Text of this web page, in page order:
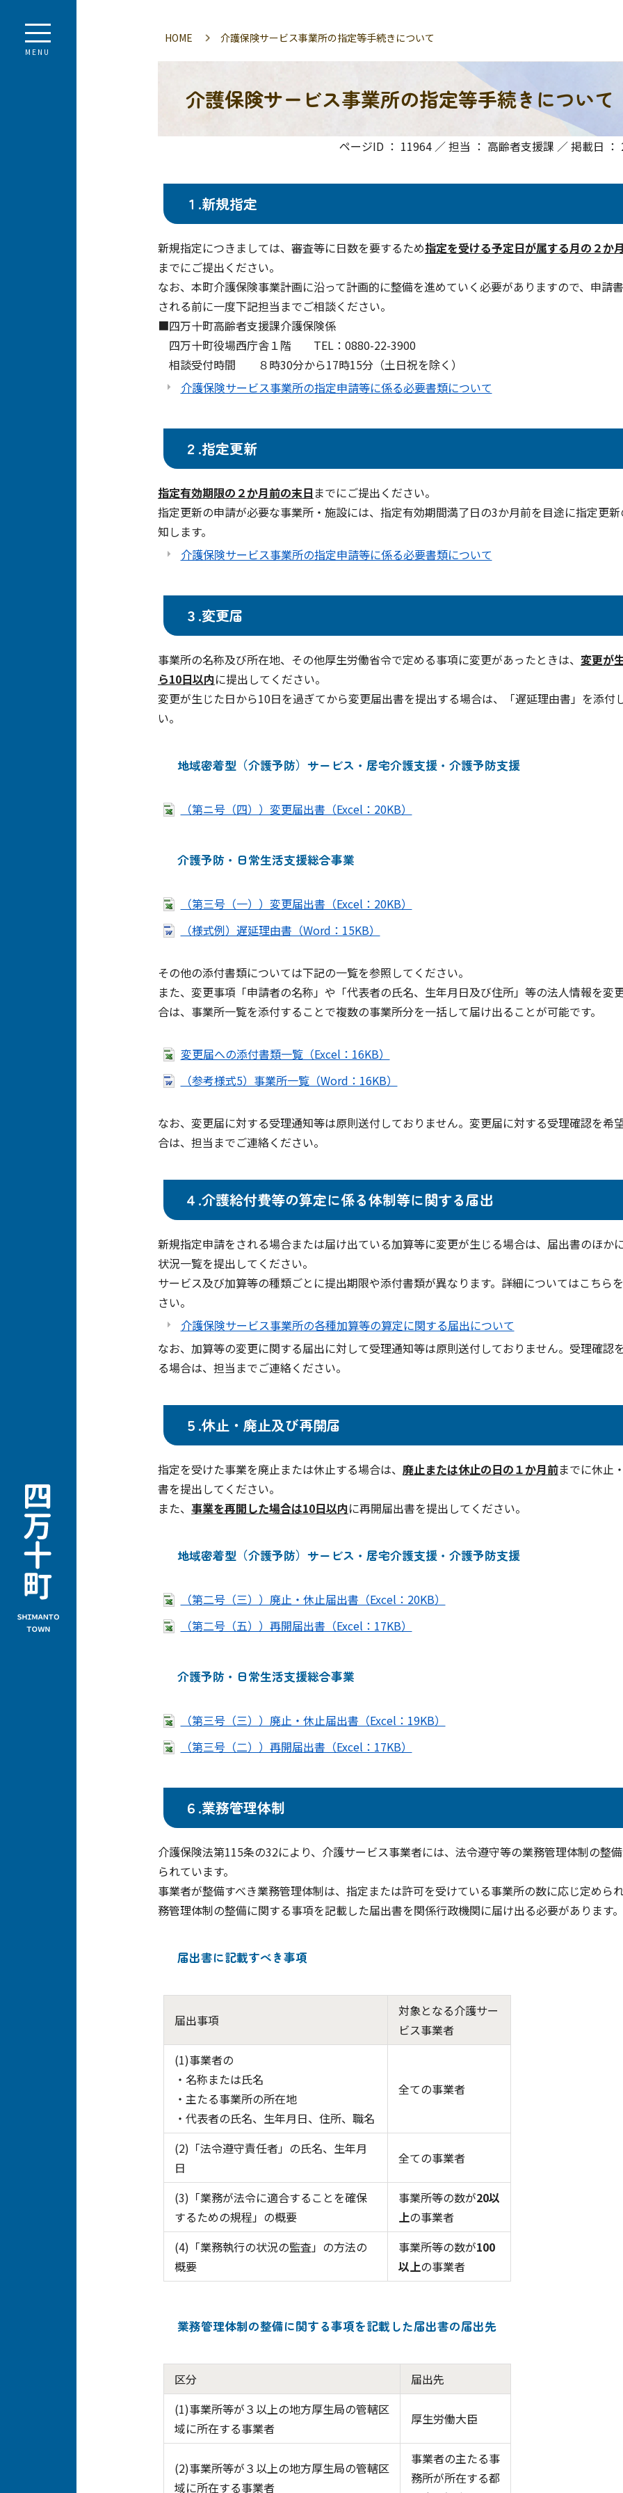
MENU
HOME 介護保険サービス事業所の指定等手続きについて
介護保険サービス事業所の指定等手続きについて
ページID ： 11964 ／ 担当 ： 高齢者支援課 ／ 掲載日
１.新規指定
新規指定につきましては、審査等に日数を要するため指定を受ける予定日が属する月の２か
までにご提出ください。
なお、本町介護保険事業計画に沿って計画的に整備を進めていく必要がありますので、申請
される前に一度下記担当までご相談ください。
■四万十町高齢者支援課介護保険係
四万十町役場西庁舎１階 TEL：0880-22-3900
相談受付時間 ８時30分から17時15分（土日祝を除く）
介護保険サービス事業所の指定申請等に係る必要書類について
２.指定更新
指定有効期限の２か月前の末日 までにご提出ください。
指定更新の申請が必要な事業所・施設には、指定有効期間満了日の3か月前を目途に指定更
知します。
介護保険サービス事業所の指定申請等に係る必要書類について
３.変更届
事業所の名称及び所在地、その他厚生労働省令で定める事項に変更があったときは、 変更が
ら10日以内に提出してください。
変更が生じた日から10日を過ぎてから変更届出書を提出する場合は、「遅延理由書」を添付
い。
地域密着型（介護予防）サービス・居宅介護支援・介護予防支援
（第ニ号（四））変更届出書（Excel：20KB）
介護予防・日常生活支援総合事業
（第三号（一））変更届出書（Excel：20KB）
（様式例）遅延理由書（Word：15KB）
その他の添付書類については下記の一覧を参照してください。
また、変更事項「申請者の名称」や「代表者の氏名、生年月日及び住所」等の法人情報を変
合は、事業所一覧を添付することで複数の事業所分を一括して届け出ることが可能です。
変更届への添付書類一覧（Excel：16KB）
（参考様式5）事業所一覧（Word：16KB）
なお、変更届に対する受理通知等は原則送付しておりません。変更届に対する受理確認を希
合は、担当までご連絡ください。
４.介護給付費等の算定に係る体制等に関する届出
新規指定申請をされる場合または届け出ている加算等に変更が生じる場合は、届出書のほか
状況一覧を提出してください。
サービス及び加算等の種類ごとに提出期限や添付書類が異なります。詳細についてはこちら
さい。
介護保険サービス事業所の各種加算等の算定に関する届出について
なお、加算等の変更に関する届出に対して受理通知等は原則送付しておりません。受理確認
る場合は、担当までご連絡ください。
５.休止・廃止及び再開届
指定を受けた事業を廃止または休止する場合は、 廃止または休止の日の１か月前までに休止
書を提出してください。
また、 事業を再開した場合は10日以内に再開届出書を提出してください。
地域密着型（介護予防）サービス・居宅介護支援・介護予防支援
（第二号（三））廃止・休止届出書（Excel：20KB）
（第二号（五））再開届出書（Excel：17KB）
介護予防・日常生活支援総合事業
（第三号（三））廃止・休止届出書（Excel：19KB）
（第三号（二））再開届出書（Excel：17KB）
６.業務管理体制
介護保険法第115条の32により、介護サービス事業者には、法令遵守等の業務管理体制の整
られています。
事業者が整備すべき業務管理体制は、指定または許可を受けている事業所の数に応じ定めら
務管理体制の整備に関する事項を記載した届出書を関係行政機関に届け出る必要があります。
届出書に記載すべき事項
届出事項
対象となる介護サー
ビス事業者
(1)事業者の
・名称または氏名
・主たる事業所の所在地
・代表者の氏名、生年月日、住所、職名
全ての事業者
(2)「法令遵守責任者」の氏名、生年月
日
全ての事業者
(3)「業務が法令に適合することを確保
するための規程」の概要
事業所等の数が20以
上の事業者
(4)「業務執行の状況の監査」の方法の
概要
事業所等の数が100
以上の事業者
業務管理体制の整備に関する事項を記載した届出書の届出先
区分
届出先
(1)事業所等が３以上の地方厚生局の管轄区
域に所在する事業者
厚生労働大臣
(2)事業所等が３以上の地方厚生局の管轄区
域に所在する事業者
事業者の主たる事
務所が所在する都